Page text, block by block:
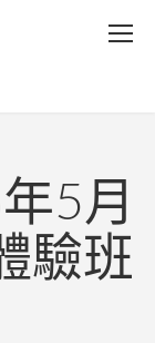
5月
驗班